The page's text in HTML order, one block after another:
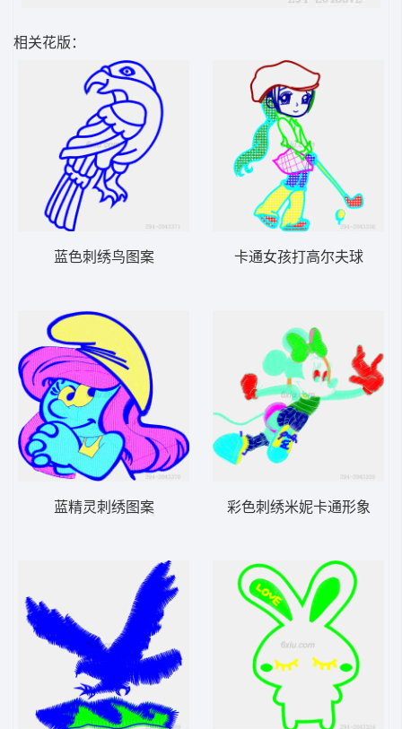
相关花版：
蓝色刺绣鸟图案
蓝精灵刺绣图案
卡通女孩打高尔夫球
彩色刺绣米妮卡通形象